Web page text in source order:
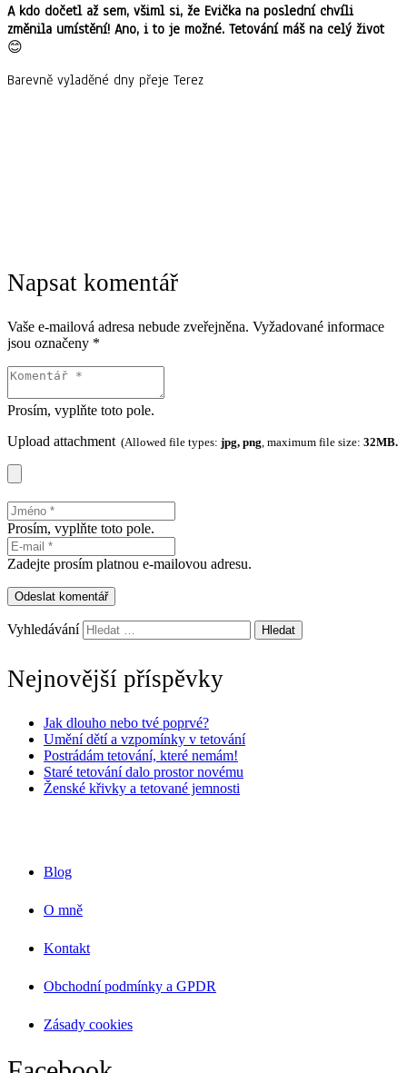
A kdo dočetl až sem, všiml si, že Evička na poslední chvíli
změnila umístění! Ano, i to je možné. Tetování máš na celý život
😊
Barevně vyladěné dny přeje Terez
Napsat komentář
Vaše e-mailová adresa nebude zveřejněna. Vyžadované informace
jsou označeny *
Prosím, vyplňte toto pole.
Upload attachment(Allowed file types: jpg, png, maximum file size: 32MB.
Prosím, vyplňte toto pole.
Zadejte prosím platnou e-mailovou adresu.
Odeslat komentář
Vyhledávání
Nejnovější příspěvky
Jak dlouho nebo tvé poprvé?
Umění dětí a vzpomínky v tetování
Postrádám tetování, které nemám!
Staré tetování dalo prostor novému
Ženské křivky a tetované jemnosti
Blog
O mně
Kontakt
Obchodní podmínky a GPDR
Zásady cookies